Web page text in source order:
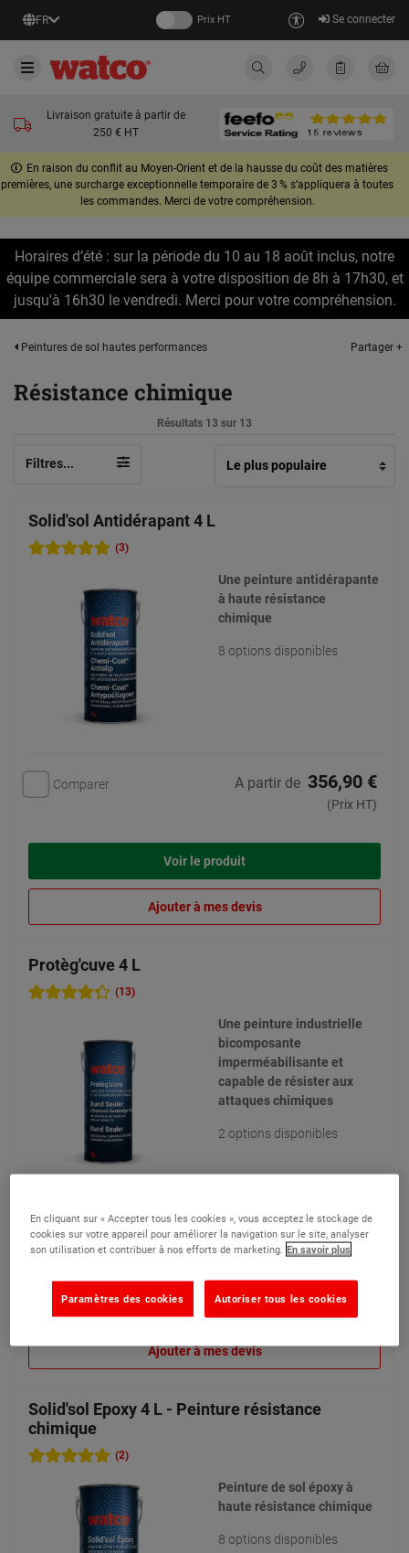
FR Prix HT Se connecter
Livraison gratuite à partir de
250 € HT
En raison du conflit au Moyen-Orient et de la hausse du coût des matières
premières, une surcharge exceptionnelle temporaire de 3 % s’appliquera à toutes
les commandes. Merci de votre compréhension.
Horaires d’été : sur la période du 10 au 18 août inclus, notre
équipe commerciale sera à votre disposition de 8h à 17h30, et
jusqu'à 16h30 le vendredi. Merci pour votre compréhension.
Peintures de sol hautes performances Partager +
Résistance chimique
Résultats 13 sur 13
Filtres...
Solid'sol Antidérapant 4 L
(3)
Une peinture antidérapante
à haute résistance
chimique
8 options disponibles
Comparer A partir de 356,90 €
(Prix HT)
Voir le produit
Ajouter à mes devis
Protèg'cuve 4 L
(13)
Une peinture industrielle
bicomposante
imperméabilisante et
capable de résister aux
attaques chimiques
2 options disponibles
Comparer A partir de 326,90 €
(Prix HT)
Voir le produit
Ajouter à mes devis
Solid'sol Epoxy 4 L - Peinture résistance
chimique
(2)
Peinture de sol époxy à
haute résistance chimique
8 options disponibles
En cliquant sur « Accepter tous les cookies », vous acceptez le stockage de
cookies sur votre appareil pour améliorer la navigation sur le site, analyser
son utilisation et contribuer à nos efforts de marketing. En savoir plus
Autoriser tous les cookies
Paramètres des cookies